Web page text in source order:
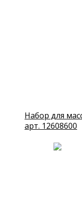
Набор для
арт. 12608600